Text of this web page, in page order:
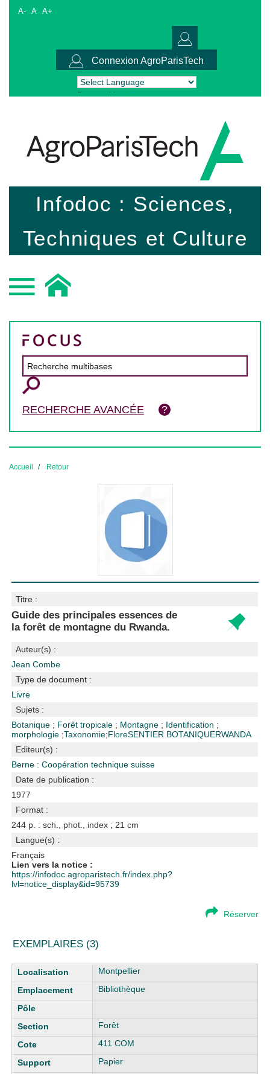
A- A A+
Connexion AgroParisTech
Powered by Translate
Infodoc : Sciences,
Techniques et Culture
RECHERCHE AVANCÉE
Accueil Retour
Titre :
Guide des principales essences de
la forêt de montagne du Rwanda.
Auteur(s) :
Jean Combe
Type de document :
Livre
Sujets :
Botanique ; Forêt tropicale ; Montagne ; Identification ;
morphologie ;Taxonomie;FloreSENTIER BOTANIQUERWANDA
Editeur(s) :
Berne : Coopération technique suisse
Date de publication :
1977
Format :
244 p. : sch., phot., index ; 21 cm
Langue(s) :
Français
Lien vers la notice :
https://infodoc.agroparistech.fr/index.php?
lvl=notice_display&id=95739
Réserver
EXEMPLAIRES (3)
Liste des exemplaires
Montpellier
Bibliothèque
Forêt
411 COM
Papier